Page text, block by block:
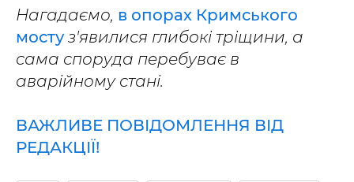
Нагадаємо, в опорах Кримського
мостуз'явилися глибокі тріщини, а
сама споруда перебуває в
аварійному стані.
ВАЖЛИВЕ ПОВІДОМЛЕННЯ ВІД
РЕДАКЦІЇ!